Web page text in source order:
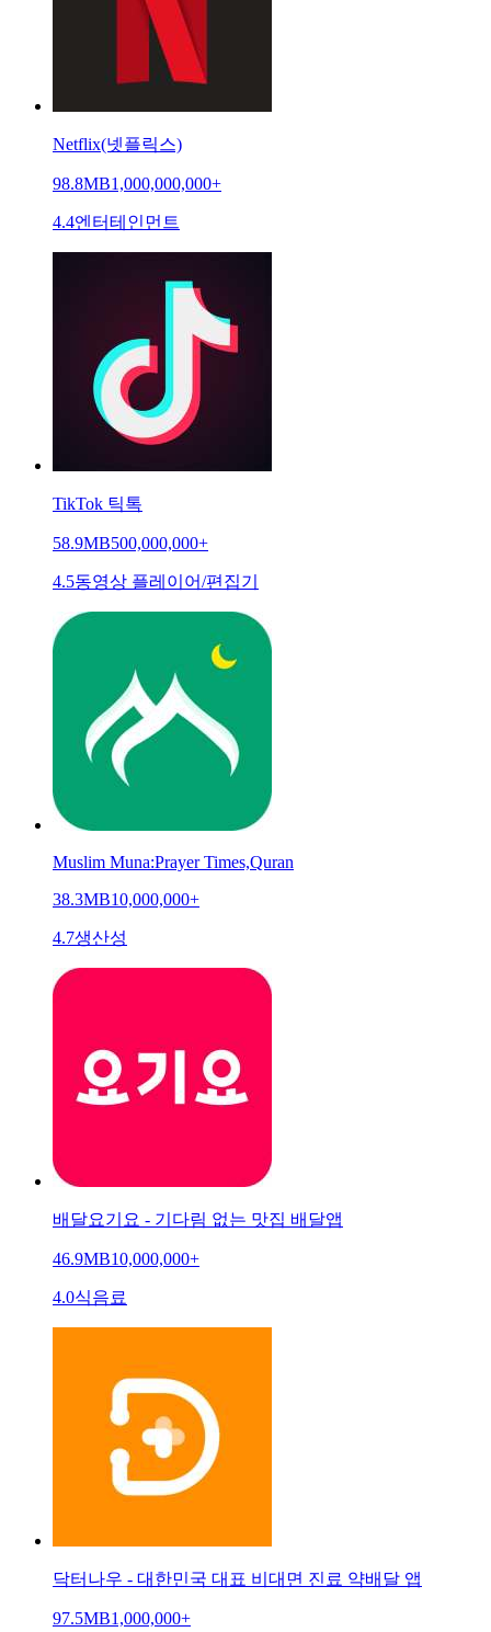
Netflix(넷플릭스)
98.8MB1,000,000,000+
4.4엔터테인먼트
TikTok 틱톡
58.9MB500,000,000+
4.5동영상 플레이어/편집기
Muslim Muna:Prayer Times,Quran
38.3MB10,000,000+
4.7생산성
배달요기요 - 기다림 없는 맛집 배달앱
46.9MB10,000,000+
4.0식음료
닥터나우 - 대한민국 대표 비대면 진료 약배달 앱
97.5MB1,000,000+